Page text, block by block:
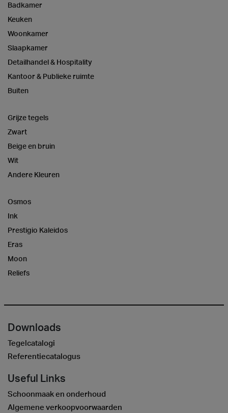
Badkamer
Keuken
Woonkamer
Slaapkamer
Detailhandel & Hospitality
Kantoor & Publieke ruimte
Buiten
Grijze tegels
Zwart
Beige en bruin
Wit
Andere Kleuren
Osmos
Ink
Prestigio Kaleidos
Eras
Moon
Reliefs
Downloads
Tegelcatalogi
Referentiecatalogus
Useful Links
Schoonmaak en onderhoud
Algemene verkoopvoorwaarden